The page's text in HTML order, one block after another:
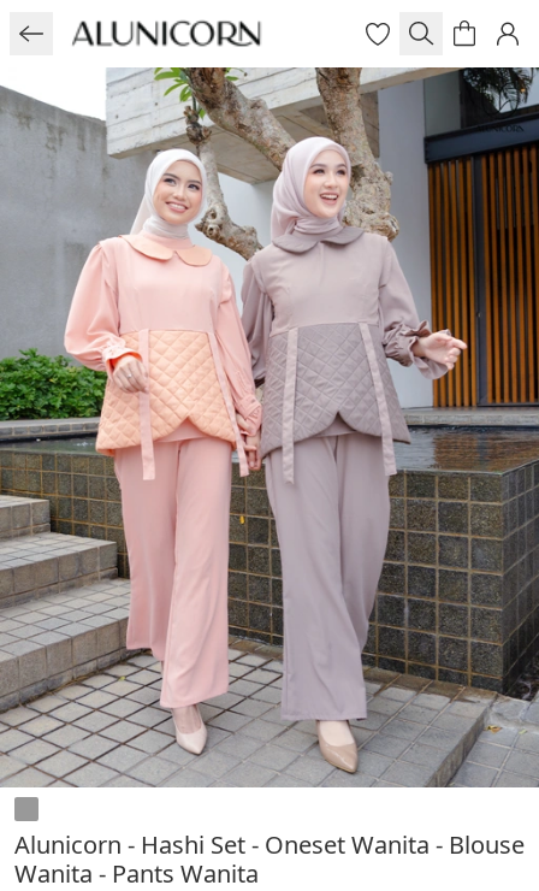
Alunicorn - Hashi Set - Oneset Wanita - Blouse
Wanita - Pants Wanita